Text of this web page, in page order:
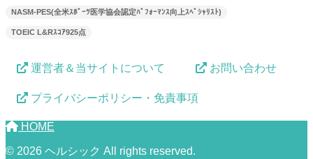
NASM-PES(全米ｽﾎﾟｰﾂ医学協会認定ﾊﾟﾌｫｰﾏﾝｽ向上ｽﾍﾟｼｬﾘｽﾄ)
TOEIC L&Rｽｺｱ925点
運営者＆当サイトについて お問い合わせ
プライバシーポリシー・免責事項
HOME
© 2026 ヘルシック All rights reserved.